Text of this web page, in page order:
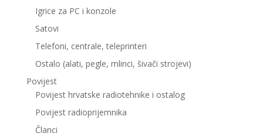
Igrice za PC i konzole
Satovi
Telefoni, centrale, teleprinteri
Ostalo (alati, pegle, mlinci, šivači strojevi)
Povijest
Povijest hrvatske radiotehnike i ostalog
Povijest radioprijemnika
Članci